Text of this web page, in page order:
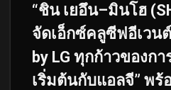
“ชิน เยอึน–มินโฮ
จัดเอ็กซ์คลูซีฟอีเวนต์
by LG ทุกก้าวของก
เริ่มต้นกับแอลจี” พ